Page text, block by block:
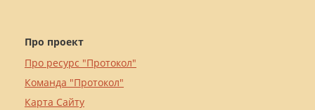
Про проект
Про ресурс "Протокол"
Команда "Протокол"
Карта Сайту